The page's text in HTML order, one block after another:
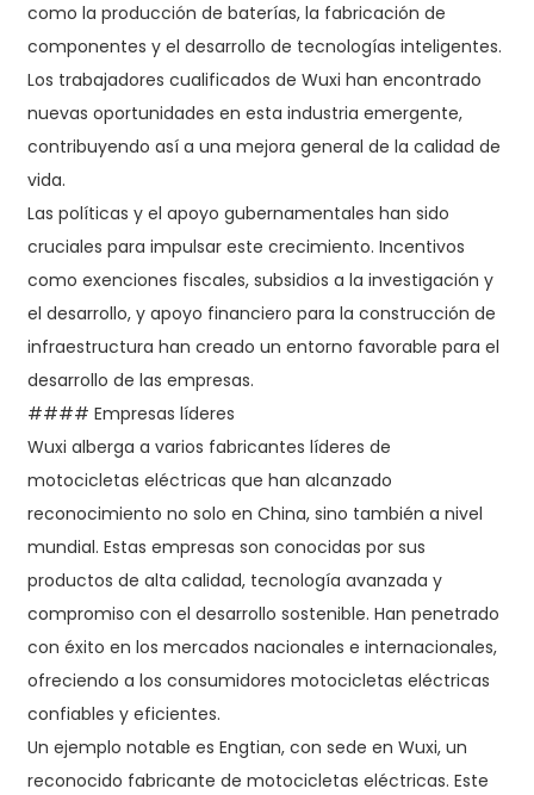
como la producción de baterías, la fabricación de
componentes y el desarrollo de tecnologías inteligentes.
Los trabajadores cualificados de Wuxi han encontrado
nuevas oportunidades en esta industria emergente,
contribuyendo así a una mejora general de la calidad de
vida.
Las políticas y el apoyo gubernamentales han sido
cruciales para impulsar este crecimiento. Incentivos
como exenciones fiscales, subsidios a la investigación y
el desarrollo, y apoyo financiero para la construcción de
infraestructura han creado un entorno favorable para el
desarrollo de las empresas.
#### Empresas líderes
Wuxi alberga a varios fabricantes líderes de
motocicletas eléctricas que han alcanzado
reconocimiento no solo en China, sino también a nivel
mundial. Estas empresas son conocidas por sus
productos de alta calidad, tecnología avanzada y
compromiso con el desarrollo sostenible. Han penetrado
con éxito en los mercados nacionales e internacionales,
ofreciendo a los consumidores motocicletas eléctricas
confiables y eficientes.
Un ejemplo notable es Engtian, con sede en Wuxi, un
reconocido fabricante de motocicletas eléctricas. Este